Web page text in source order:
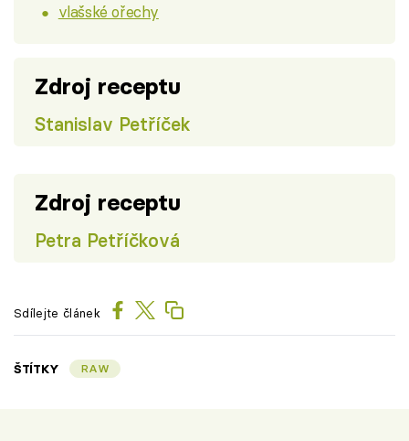
vlašské ořechy
Zdroj receptu
Stanislav Petříček
Zdroj receptu
Petra Petříčková
Sdílejte článek
ŠTÍTKY RAW